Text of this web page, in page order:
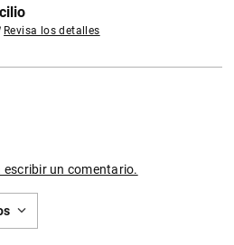
Revisa los detalles
escribir un comentario.